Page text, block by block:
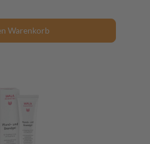
Warenkorb